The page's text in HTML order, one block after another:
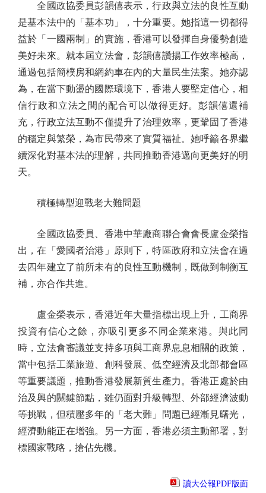
全國政協委員彭韻僖表示，行政與立法的良性互動
是基本法中的「基本功」，十分重要。她指這一切都得
益於「一國兩制」的實施，香港可以發揮自身優勢創造
美好未來。就本屆立法會，彭韻僖讚揚工作效率極高，
通過包括簡樸房和網約車在內的大量民生法案。她亦認
為，在當下動盪的國際環境下，香港人要堅定信心，相
信行政和立法之間的配合可以做得更好。彭韻僖還補
充，行政立法互動不僅提升了治理效率，更鞏固了香港
的穩定與繁榮，為市民帶來了實質福祉。她呼籲各界繼
續深化對基本法的理解，共同推動香港邁向更美好的明
天。
積極轉型迎戰老大難問題
全國政協委員、香港中華廠商聯合會會長盧金榮指
出，在「愛國者治港」原則下，特區政府和立法會在過
去四年建立了前所未有的良性互動機制，既做到制衡互
補，亦合作共進。
盧金榮表示，香港近年大量指標出現上升，工商界
投資有信心之餘，亦吸引更多不同企業來港。與此同
時，立法會審議並支持多項與工商界息息相關的政策，
當中包括工業旅遊、創科發展、低空經濟及北部都會區
等重要議題，推動香港發展新質生產力。香港正處於由
治及興的關鍵節點，雖仍面對升級轉型、外部經濟波動
等挑戰，但積壓多年的「老大難」問題已經漸見曙光，
經濟動能正在增強。另一方面，香港必須主動部署，對
標國家戰略，搶佔先機。
讀大公報PDF版面